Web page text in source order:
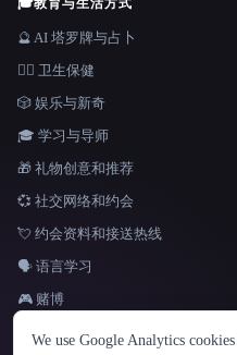
语言
English español Français
🎓教育与生活方式
🔮 AI 塔罗牌与占卜
👩‍⚕️ 卫生保健
🎲 娱乐与新奇
🎓 学习与导师
🎁 礼物创意和推荐
💞 社交网络和约会
💘 约会资料和接送热线
🗣️ 语言学习
🎮 赌博
We use Google Analytics